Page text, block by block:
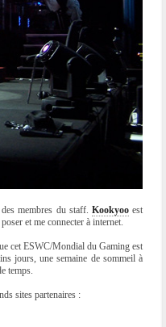
membres du staff. Kookyooest
et me connecter à internet.
cet ESWC/Mondial du Gaming est
jours, une semaine de sommeil à
temps.
sites partenaires :